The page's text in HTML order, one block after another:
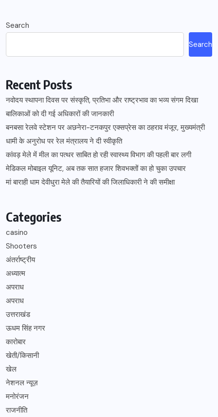
Search
Search
Recent Posts
नवोदय स्थापना दिवस पर संस्कृति, प्रतिभा और राष्ट्रभाव का भव्य संगम दिखा
बालिकाओं को दी गई अधिकारों की जानकारी
बनबसा रेलवे स्टेशन पर अछनेरा-टनकपुर एक्सप्रेस का ठहराव मंजूर, मुख्यमंत्री
धामी के अनुरोध पर रेल मंत्रालय ने दी स्वीकृति
कांवड़ मेले में मील का पत्थर साबित हो रही स्वास्थ्य विभाग की पहली बार लगी
मेडिकल मोबाइल यूनिट, अब तक सात हजार शिवभक्तों का हो चुका उपचार
मां बाराही धाम देवीधुरा मेले की तैयारियों की जिलाधिकारी ने की समीक्षा
Categories
casino
Shooters
अंतर्राष्ट्रीय
अध्यात्म
अपराध
अपराध
उत्तराखंड
ऊधम सिंह नगर
कारोबार
खेती/किसानी
खेल
नेशनल न्यूज़
मनोरंजन
राजनीति